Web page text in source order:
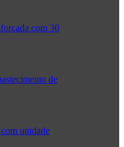
com 30
de
unidade